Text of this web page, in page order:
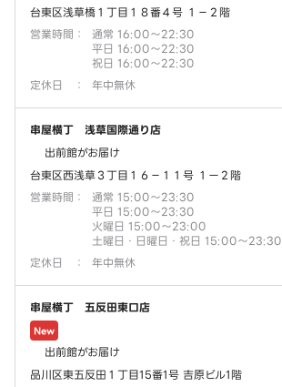
台東区浅草橋１丁目１８番４号 １－２階
営業時間 ：
通常 16:00～22:30
平日 16:00～22:30
祝日 16:00～22:30
定休日
： 年中無休
串屋横丁 浅草国際通り店
出前館がお届け
台東区西浅草３丁目１６－１１号 １ー２階
営業時間 ：
通常 15:00～23:30
平日 15:00～23:30
火曜日 15:00～23:00
土曜日・日曜日・祝日 15:00～23:30
定休日
： 年中無休
串屋横丁 五反田東口店
New
出前館がお届け
品川区東五反田１丁目15番1号 吉原ビル1階